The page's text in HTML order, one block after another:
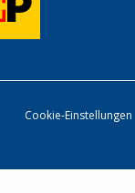
Cookie-Einstellungen